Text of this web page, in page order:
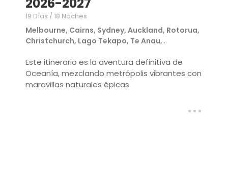
19 Días / 18 Noches
Melbourne, Cairns, Sydney, Auckland, Rotorua,
Christchurch, Lago Tekapo, Te Anau,
Este itinerario es la aventura definitiva de
Oceanía, mezclando metrópolis vibrantes con
maravillas naturales épicas.